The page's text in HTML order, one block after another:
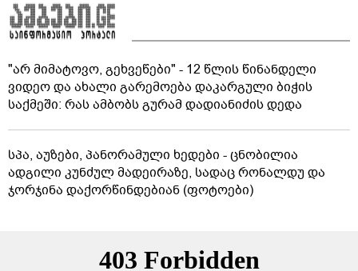
"არ მიმატოვო, გეხვეწები" - 12 წლის წინანდელი
ვიდეო და ახალი გარემოება დაკარგული ბიჭის
საქმეში: რას ამბობს გურამ დადიანიძის დედა
სპა, აუზები, პანორამული ხედები - ცნობილია
ადგილი კუნძულ მადეირაზე, სადაც რონალდუ და
ჯორჯინა დაქორწინდებიან (ფოტოები)